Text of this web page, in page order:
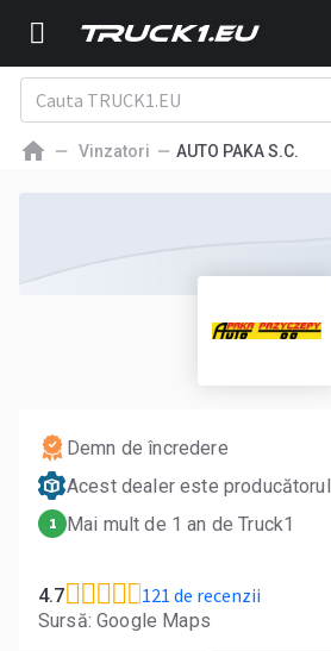
Vinzatori AUTO PAKA S.C.
Demn de încredere
Acest dealer este producătorul
1 Mai mult de 1 an de Truck1
4.7 121 de recenzii
Sursă: Google Maps